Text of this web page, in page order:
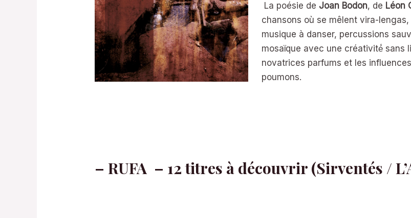
La poésie de Joan Bodon, de Léon
chansons où se mêlent vira-
musique à danser, percussions
mosaïque avec une créativité́ sans
novatrices parfums et les
poumons.
– RUFA – 12 titres à découvrir (Sirventés /